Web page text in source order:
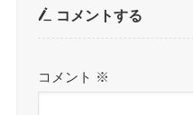
コメントする
コメント ※